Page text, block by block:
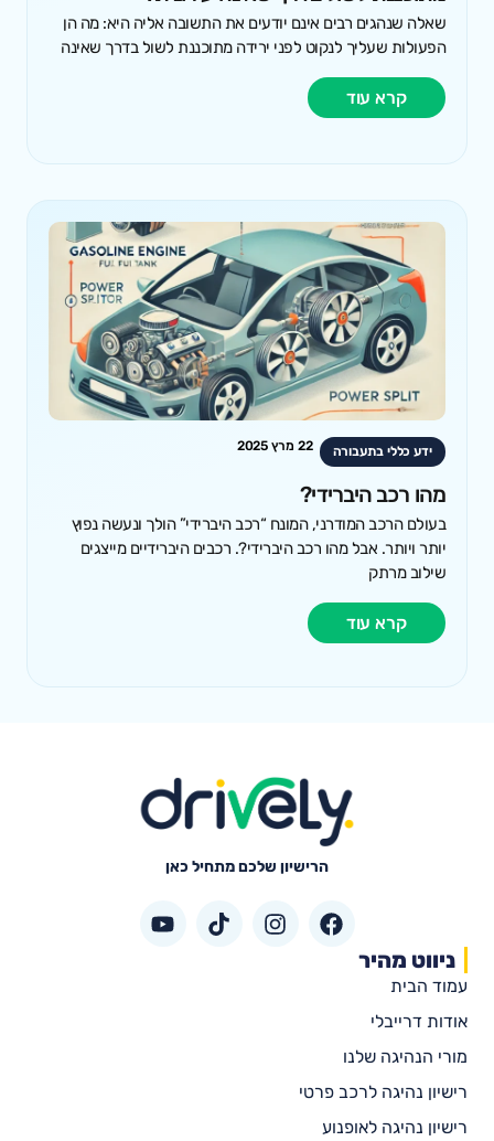
שאלה שנהגים רבים אינם יודעים את התשובה אליה היא: מה הן
הפעולות שעליך לנקוט לפני ירידה מתוכננת לשול בדרך שאינה
קרא עוד
ידע כללי בתעבורה 22 מרץ 2025
מהו רכב היברידי?
בעולם הרכב המודרני, המונח “רכב היברידי” הולך ונעשה נפוץ
יותר ויותר. אבל מהו רכב היברידי?. רכבים היברידיים מייצגים
שילוב מרתק
קרא עוד
הרישיון שלכם מתחיל כאן
ניווט מהיר
עמוד הבית
אודות דרייבלי
מורי הנהיגה שלנו
רישיון נהיגה לרכב פרטי
רישיון נהיגה לאופנוע